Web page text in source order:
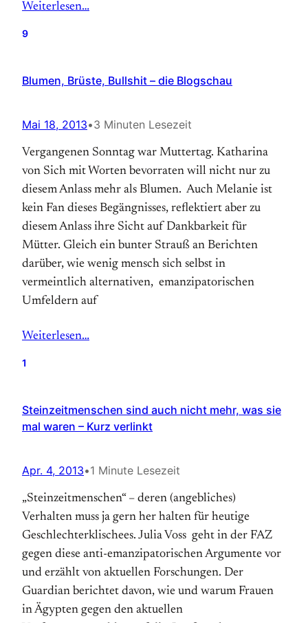
Weiterlesen…
9
Blumen, Brüste, Bullshit – die Blogschau
Mai 18, 2013•3 Minuten Lesezeit
Vergangenen Sonntag war Muttertag. Katharina
von Sich mit Worten bevorraten will nicht nur zu
diesem Anlass mehr als Blumen. Auch Melanie ist
kein Fan dieses Begängnisses, reflektiert aber zu
diesem Anlass ihre Sicht auf Dankbarkeit für
Mütter. Gleich ein bunter Strauß an Berichten
darüber, wie wenig mensch sich selbst in
vermeintlich alternativen, emanzipatorischen
Umfeldern auf
Weiterlesen…
1
Steinzeitmenschen sind auch nicht mehr, was sie
mal waren – Kurz verlinkt
Apr. 4, 2013•1 Minute Lesezeit
„Steinzeitmenschen“ – deren (angebliches)
Verhalten muss ja gern her halten für heutige
Geschlechterklischees. Julia Voss geht in der FAZ
gegen diese anti-emanzipatorischen Argumente vor
und erzählt von aktuellen Forschungen. Der
Guardian berichtet davon, wie und warum Frauen
in Ägypten gegen den aktuellen